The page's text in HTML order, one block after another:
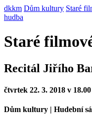
dkkm Dům kultury Staré
hudba
Staré
Recitál Jiřího
čtvrtek 22. 3. 2018 v
Dům kultury | Hudební